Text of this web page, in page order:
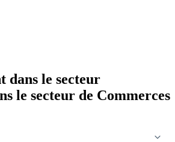
dans le secteur
le secteur de Commerces